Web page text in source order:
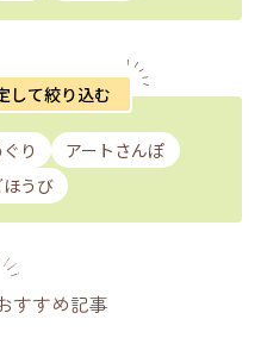
して絞り込む
り
アートさんぽ
ほうび
すすめ記事